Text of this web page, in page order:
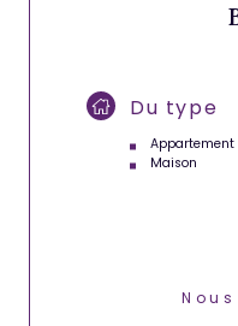
Du type
Appartement
Maison